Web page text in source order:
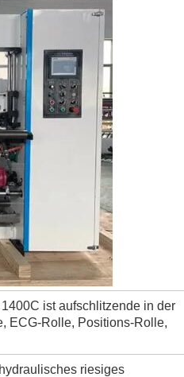
ist aufschlitzende in der
ECG-Rolle, Positions-Rolle,
riesiges